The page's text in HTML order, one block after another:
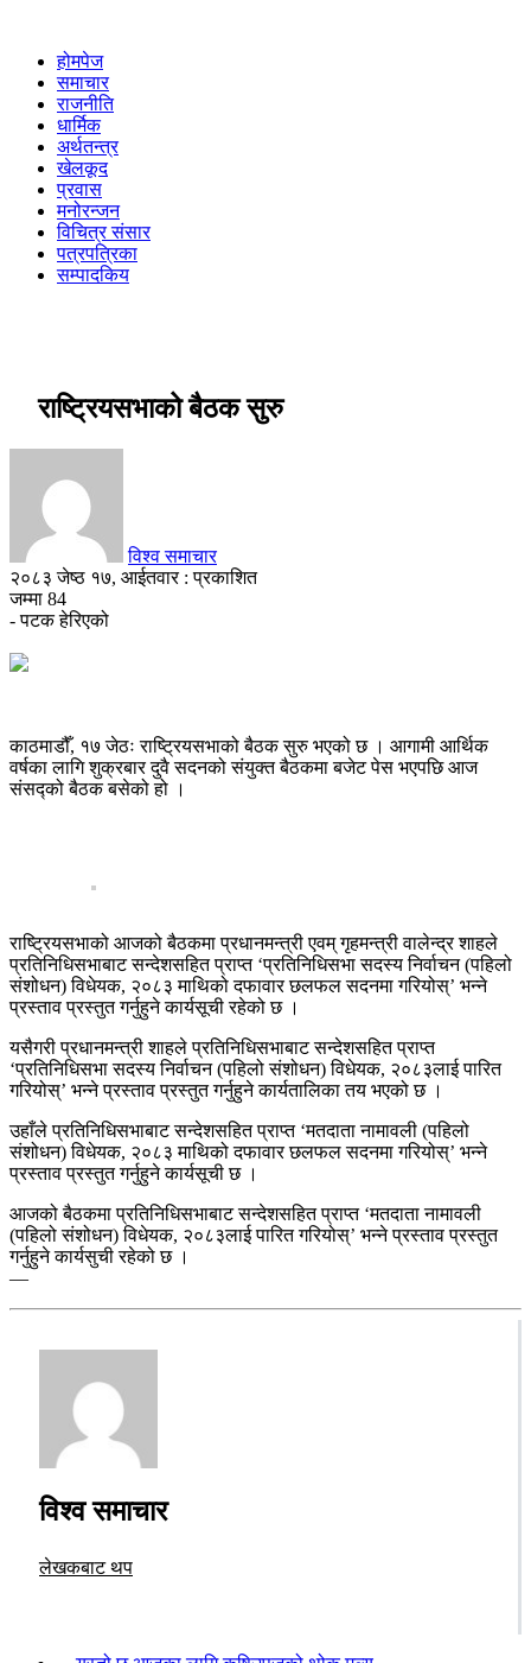
होमपेज
समाचार
राजनीति
धार्मिक
अर्थतन्त्र
खेलकूद
प्रवास
मनोरन्जन
विचित्र संसार
पत्रपत्रिका
सम्पादकिय
राष्ट्रियसभाको बैठक सुरु
विश्व समाचार
२०८३ जेष्ठ १७, आईतवार : प्रकाशित
जम्मा 84
- पटक हेरिएको
काठमाडौँ, १७ जेठः राष्ट्रियसभाको बैठक सुरु भएको छ । आगामी आर्थिक
वर्षका लागि शुक्रबार दुवै सदनको संयुक्त बैठकमा बजेट पेस भएपछि आज
संसद्को बैठक बसेको हो ।
राष्ट्रियसभाको आजको बैठकमा प्रधानमन्त्री एवम् गृहमन्त्री वालेन्द्र शाहले
प्रतिनिधिसभाबाट सन्देशसहित प्राप्त ‘प्रतिनिधिसभा सदस्य निर्वाचन (पहिलो
संशोधन) विधेयक, २०८३ माथिको दफावार छलफल सदनमा गरियोस्’ भन्ने
प्रस्ताव प्रस्तुत गर्नुहुने कार्यसूची रहेको छ ।
यसैगरी प्रधानमन्त्री शाहले प्रतिनिधिसभाबाट सन्देशसहित प्राप्त
‘प्रतिनिधिसभा सदस्य निर्वाचन (पहिलो संशोधन) विधेयक, २०८३लाई पारित
गरियोस्’ भन्ने प्रस्ताव प्रस्तुत गर्नुहुने कार्यतालिका तय भएको छ ।
उहाँले प्रतिनिधिसभाबाट सन्देशसहित प्राप्त ‘मतदाता नामावली (पहिलो
संशोधन) विधेयक, २०८३ माथिको दफावार छलफल सदनमा गरियोस्’ भन्ने
प्रस्ताव प्रस्तुत गर्नुहुने कार्यसूची छ ।
आजको बैठकमा प्रतिनिधिसभाबाट सन्देशसहित प्राप्त ‘मतदाता नामावली
(पहिलो संशोधन) विधेयक, २०८३लाई पारित गरियोस्’ भन्ने प्रस्ताव प्रस्तुत
गर्नुहुने कार्यसुची रहेको छ ।
—
विश्व समाचार
लेखकबाट थप